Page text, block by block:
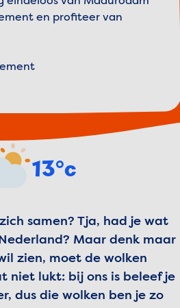
en profiteer van
13°c
samen? Tja, had je wat
Maar denk maar
zien, moet de wolken
niet lukt: bij ons is beleef je
dus die wolken ben je zo